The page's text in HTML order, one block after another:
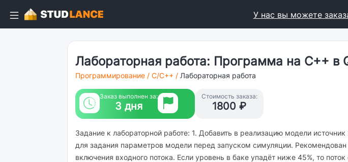
У нас вы можете
Лабораторная работа: Программа на С++ в
Программирование / C/C++ / Лабораторная работа
Заказ выполнен за:
3 дня
Стоимость заказа:
1800 ₽
Задание к лабораторной работе: 1. Добавить в реализацию модели
для задания параметров модели перед запуском симуляции.
включения входного потока. Если уровень в баке упадёт ниже 45%, то